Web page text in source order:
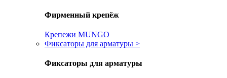
Фирменный крепёж
Крепежи MUNGO
Фиксаторы для арматуры >
Фиксаторы для арматуры